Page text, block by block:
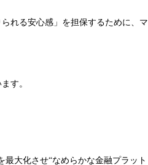
れる安心感」を担保するために、マ
す。
大化させ“なめらかな金融プラット